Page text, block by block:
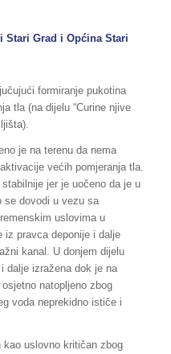
Stari Grad i Općina Stari
formiranje pukotina
tla (na dijelu “Curine njive
je na terenu da nema
većih pomjeranja tla.
jer je uočeno da je u
se dovodi u vezu sa
uslovima u
iz pravca deponije i dalje
kanal. U donjem dijelu
dalje izražena dok je na
natopljeno zbog
voda neprekidno ističe i
uslovno kritičan zbog